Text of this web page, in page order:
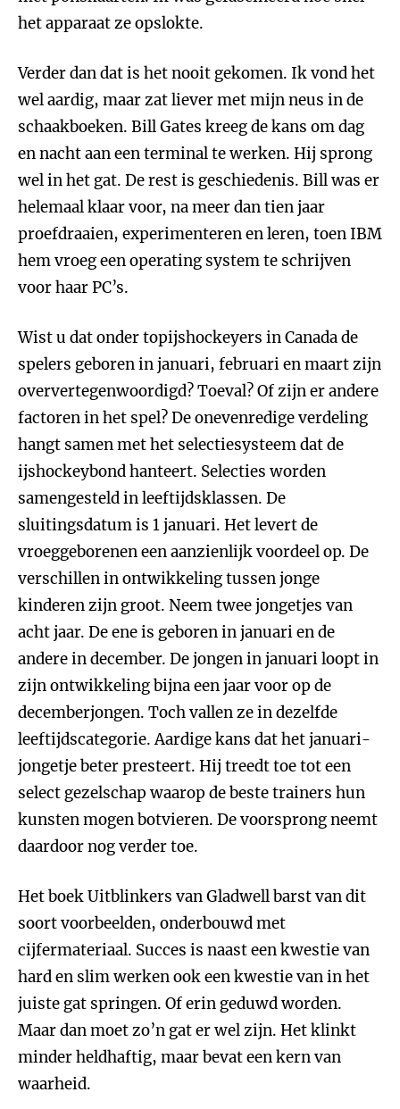
het apparaat ze opslokte.
Verder dan dat is het nooit gekomen. Ik vond het
wel aardig, maar zat liever met mijn neus in de
schaakboeken. Bill Gates kreeg de kans om dag
en nacht aan een terminal te werken. Hij sprong
wel in het gat. De rest is geschiedenis. Bill was er
helemaal klaar voor, na meer dan tien jaar
proefdraaien, experimenteren en leren, toen IBM
hem vroeg een operating system te schrijven
voor haar PC’s.
Wist u dat onder topijshockeyers in Canada de
spelers geboren in januari, februari en maart zijn
oververtegenwoordigd? Toeval? Of zijn er andere
factoren in het spel? De onevenredige verdeling
hangt samen met het selectiesysteem dat de
ijshockeybond hanteert. Selecties worden
samengesteld in leeftijdsklassen. De
sluitingsdatum is 1 januari. Het levert de
vroeggeborenen een aanzienlijk voordeel op. De
verschillen in ontwikkeling tussen jonge
kinderen zijn groot. Neem twee jongetjes van
acht jaar. De ene is geboren in januari en de
andere in december. De jongen in januari loopt in
zijn ontwikkeling bijna een jaar voor op de
decemberjongen. Toch vallen ze in dezelfde
leeftijdscategorie. Aardige kans dat het januari-
jongetje beter presteert. Hij treedt toe tot een
select gezelschap waarop de beste trainers hun
kunsten mogen botvieren. De voorsprong neemt
daardoor nog verder toe.
Het boek Uitblinkers van Gladwell barst van dit
soort voorbeelden, onderbouwd met
cijfermateriaal. Succes is naast een kwestie van
hard en slim werken ook een kwestie van in het
juiste gat springen. Of erin geduwd worden.
Maar dan moet zo’n gat er wel zijn. Het klinkt
minder heldhaftig, maar bevat een kern van
waarheid.